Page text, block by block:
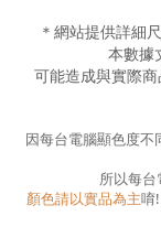
＊網站提供詳細
本數據
可能造成與實際
因每台電腦顯色度不
所以每
顏色請以實品為主唷